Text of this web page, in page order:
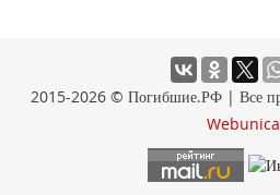
2015-2026 © Погибшие.РФ | Все